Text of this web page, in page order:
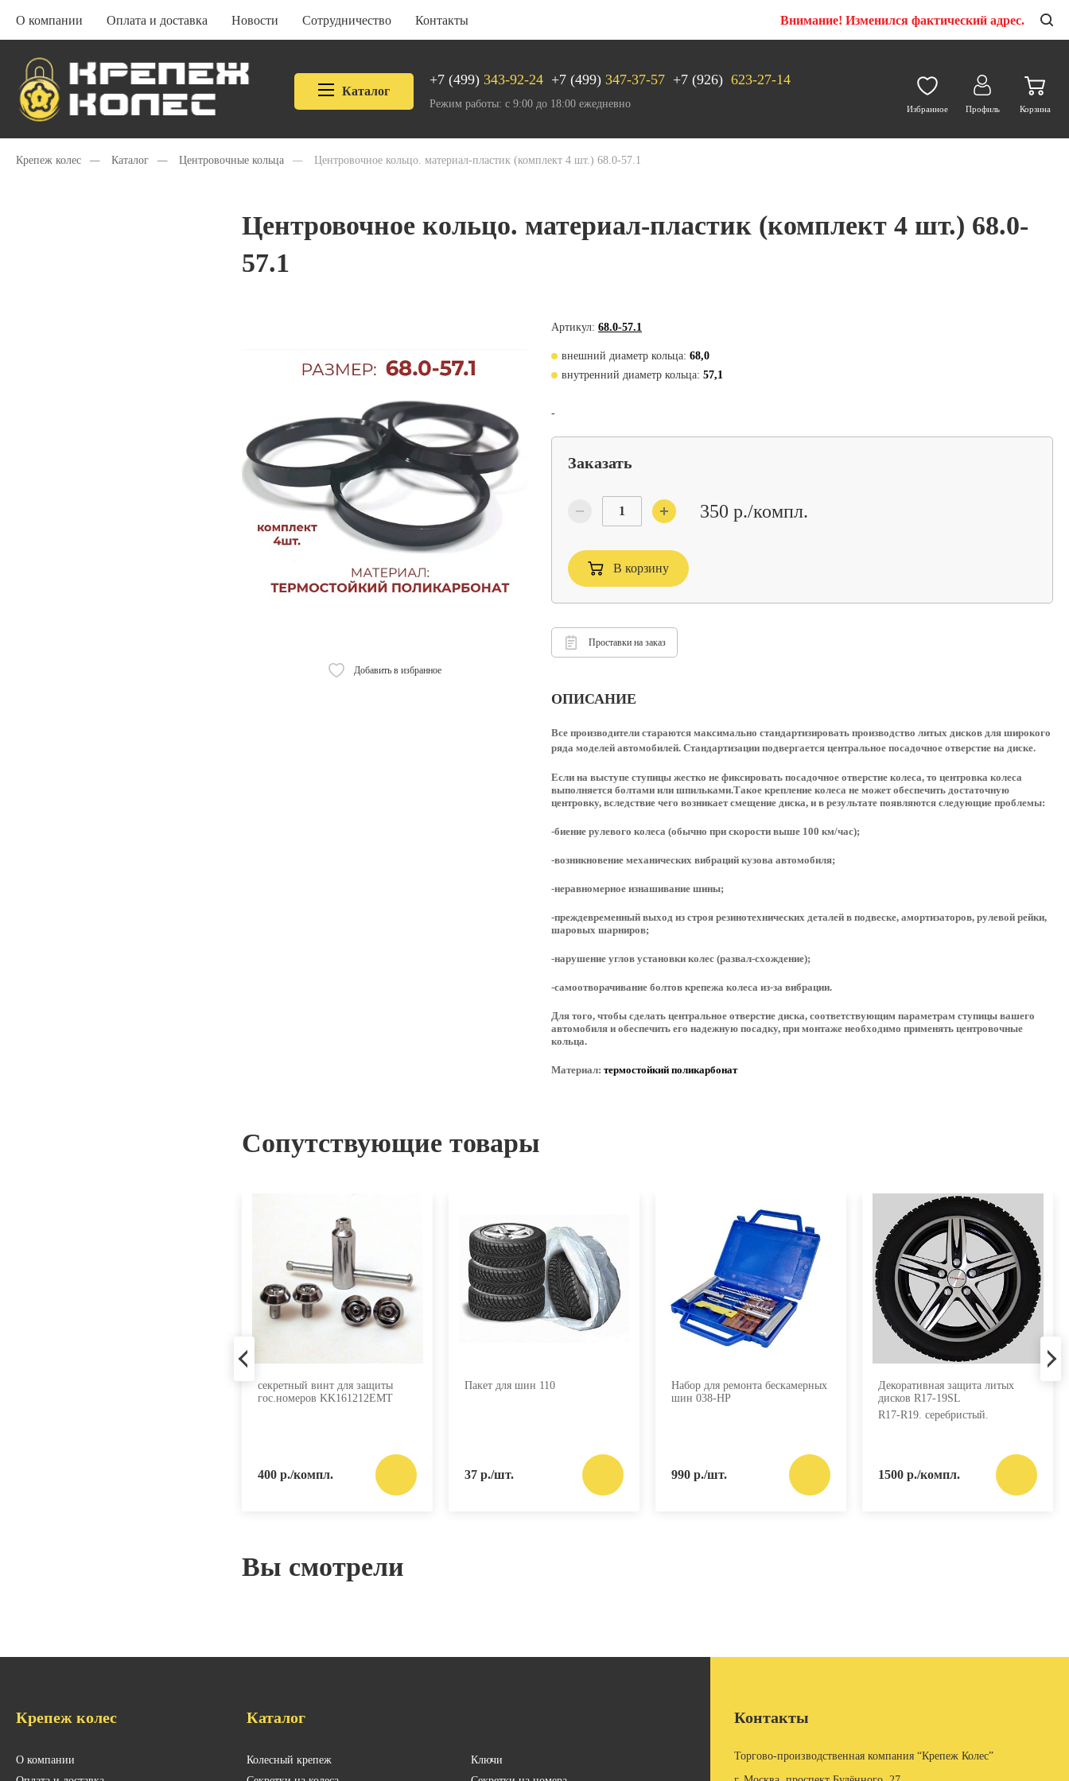
О компании Оплата и доставка Новости Сотрудничество Контакты Внимание! Изменился фактический адрес.
Каталог
+7 (499) 343-92-24 +7 (499) 347-37-57 +7 (926) 623-27-14
Режим работы: с 9:00 до 18:00 ежедневно Избранное Профиль Корзина
Крепеж колес — Каталог — Центровочные кольца — Центровочное кольцо. материал-пластик (комплект 4 шт.) 68.0-57.1
Центровочное кольцо. материал-пластик (комплект 4 шт.) 68.0-
57.1
Добавить в избранное
Артикул: 68.0-57.1
внешний диаметр кольца: 68,0
внутренний диаметр кольца: 57,1
-
Заказать
350 р./компл.
В корзину
Проставки на заказ
ОПИСАНИЕ
Все производители стараются максимально стандартизировать производство литых дисков для широкого
ряда моделей автомобилей. Стандартизации подвергается центральное посадочное отверстие на диске.
Если на выступе ступицы жестко не фиксировать посадочное отверстие колеса, то центровка колеса
выполняется болтами или шпильками.Такое крепление колеса не может обеспечить достаточную
центровку, вследствие чего возникает смещение диска, и в результате появляются следующие проблемы:
-биение рулевого колеса (обычно при скорости выше 100 км/час);
-возникновение механических вибраций кузова автомобиля;
-неравномерное изнашивание шины;
-преждевременный выход из строя резинотехнических деталей в подвеске, амортизаторов, рулевой рейки,
шаровых шарниров;
-нарушение углов установки колес (развал-схождение);
-самоотворачивание болтов крепежа колеса из-за вибрации.
Для того, чтобы сделать центральное отверстие диска, соответствующим параметрам ступицы вашего
автомобиля и обеспечить его надежную посадку, при монтаже необходимо применять центровочные
кольца.
Материал: термостойкий поликарбонат
Сопутствующие товары
секретный винт для защиты
гос.номеров KK161212EMT
400 р./компл.
Пакет для шин 110
37 р./шт.
Набор для ремонта бескамерных
шин 038-HP
990 р./шт.
Декоративная защита литых
дисков R17-19SL
R17-R19. серебристый.
1500 р./компл.
Вы смотрели
Крепеж колес
О компании
Каталог
Колесный крепеж
Ключи
Контакты
Торгово-производственная компания “Крепеж Колес”